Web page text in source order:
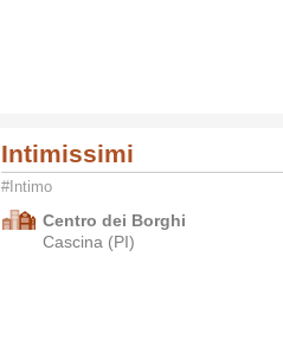
Intimissimi
#Intimo
Centro dei Borghi
Cascina (PI)